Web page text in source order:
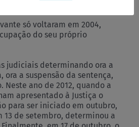
só voltaram em 2004,
do seu próprio
judiciais determinando ora a
ora a suspensão da sentença,
Neste ano de 2012, quando a
apresentado à Justiça o
para ser iniciado em outubro,
13 de setembro, determinou a